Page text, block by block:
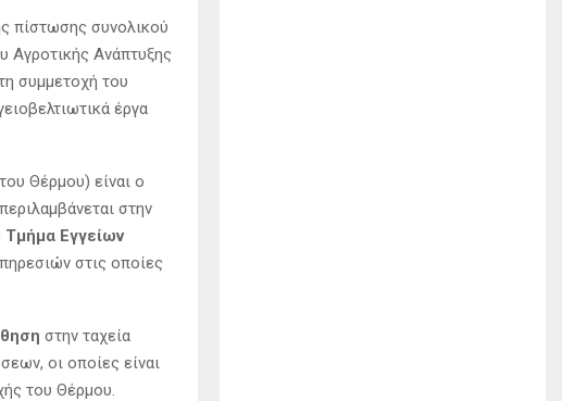
πίστωσης συνολικού
Αγροτικής Ανάπτυξης
συμμετοχή του
έργα
του Θέρμου) είναι ο
στην
Τμήμα Εγγείων
στις οποίες
στην ταχεία
οι οποίες είναι
του Θέρμου.